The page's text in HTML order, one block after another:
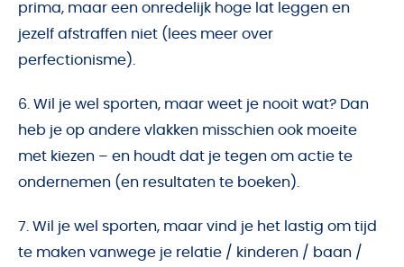
prima, maar een onredelijk hoge lat leggen en
jezelf afstraffen niet (lees meer over
perfectionisme).
6. Wil je wel sporten, maar weet je nooit wat? Dan
heb je op andere vlakken misschien ook moeite
met kiezen – en houdt dat je tegen om actie te
ondernemen (en resultaten te boeken).
7. Wil je wel sporten, maar vind je het lastig om tijd
te maken vanwege je relatie / kinderen / baan /